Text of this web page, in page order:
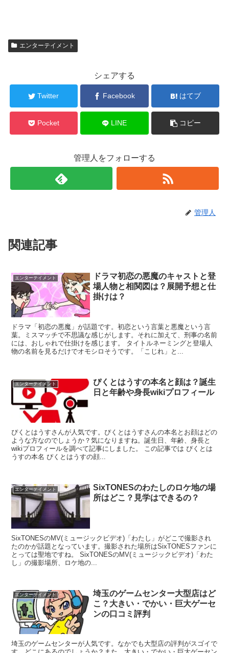
エンターテイメント
シェアする
Twitter Facebook はてブ
Pocket LINE コピー
管理人をフォローする
管理人
関連記事
エンターテイメント
ドラマ初恋の悪魔のキャストと登
場人物と相関図は？展開予想と仕
掛けは？
ドラマ「初恋の悪魔」が話題です。初恋という言葉と悪魔という言
葉。ミスマッチで不思議な感じがします。それに加えて、刑事の名前
には、おしゃれで仕掛けを感じます。 タイトルネーミングと登場人
物の名前を見るだけでオモシロそうです。「こじれ」と...
エンターテイメント
ぴくとはうすの本名と顔は？誕生
日と年齢や身長wikiプロフィール
ぴくとはうすさんが人気です。ぴくとはうすさんの本名とお顔はどの
ような方なのでしょうか？気になりますね。誕生日、年齢、身長と
wikiプロフィールを調べて記事にしました。 この記事では ぴくとは
うすの本名 ぴくとはうすの顔...
エンターテイメント
SixTONESのわたしのロケ地の場
所はどこ？見学はできるの？
SixTONESのMV(ミュージックビデオ)「わたし」がどこで撮影され
たのかが話題となっています。撮影された場所はSixTONESファンに
とっては聖地ですね。 SixTONESのMV(ミュージックビデオ)「わた
し」の撮影場所、ロケ地の...
エンターテイメント
埼玉のゲームセンター大型店はど
こ？大きい・でかい・巨大ゲーセ
ンの口コミ評判
埼玉のゲームセンターが人気です。なかでも大型店の評判がスゴイで